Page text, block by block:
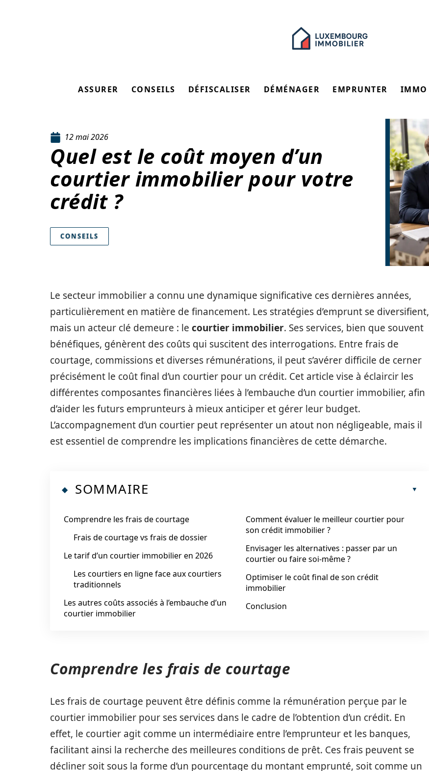
ASSURER CONSEILS DÉFISCALISER DÉMÉNAGER EMPRUNTER IMMO
12 mai 2026
Quel est le coût moyen d’un
courtier immobilier pour votre
crédit ?
CONSEILS
Le secteur immobilier a connu une dynamique significative ces dernières années,
particulièrement en matière de financement. Les stratégies d’emprunt se diversifient,
mais un acteur clé demeure : le courtier immobilier. Ses services, bien que souvent
bénéfiques, génèrent des coûts qui suscitent des interrogations. Entre frais de
courtage, commissions et diverses rémunérations, il peut s’avérer difficile de cerner
précisément le coût final d’un courtier pour un crédit. Cet article vise à éclaircir les
différentes composantes financières liées à l’embauche d’un courtier immobilier, afin
d’aider les futurs emprunteurs à mieux anticiper et gérer leur budget.
L’accompagnement d’un courtier peut représenter un atout non négligeable, mais il
est essentiel de comprendre les implications financières de cette démarche.
SOMMAIRE
Comprendre les frais de courtage
Frais de courtage vs frais de dossier
Le tarif d’un courtier immobilier en 2026
Les courtiers en ligne face aux courtiers
traditionnels
Les autres coûts associés à l’embauche d’un
courtier immobilier
Comment évaluer le meilleur courtier pour
son crédit immobilier ?
Envisager les alternatives : passer par un
courtier ou faire soi-même ?
Optimiser le coût final de son crédit
immobilier
Conclusion
Comprendre les frais de courtage
Les frais de courtage peuvent être définis comme la rémunération perçue par le
courtier immobilier pour ses services dans le cadre de l’obtention d’un crédit. En
effet, le courtier agit comme un intermédiaire entre l’emprunteur et les banques,
facilitant ainsi la recherche des meilleures conditions de prêt. Ces frais peuvent se
décliner soit sous la forme d’un pourcentage du montant emprunté, soit comme un